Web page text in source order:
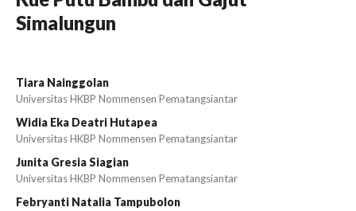
Simalungun
Tiara Nainggolan
Universitas HKBP Nommensen Pematangsiantar
Widia Eka Deatri Hutapea
Universitas HKBP Nommensen Pematangsiantar
Junita Gresia Siagian
Universitas HKBP Nommensen Pematangsiantar
Febryanti Natalia Tampubolon